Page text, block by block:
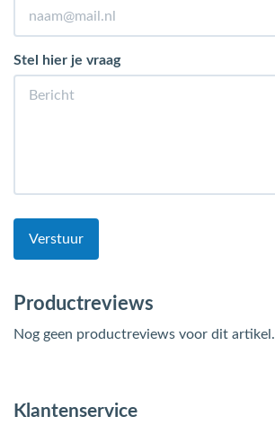
Stel hier je vraag
Verstuur
Productreviews
Nog geen productreviews voor dit artikel.
Klantenservice